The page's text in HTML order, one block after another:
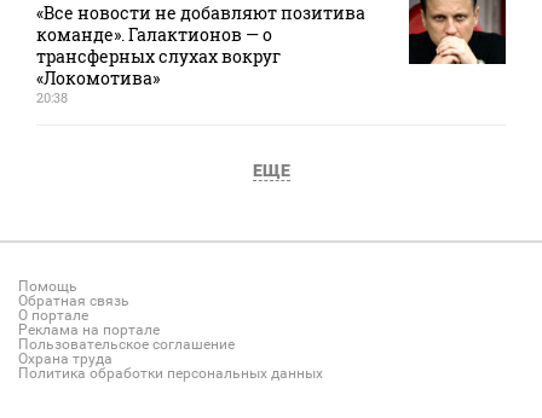
«Все новости не добавляют позитива
команде». Галактионов — о
трансферных слухах вокруг
«Локомотива»
20:38
ЕЩЕ
Помощь
Обратная связь
О портале
Реклама на портале
Пользовательское соглашение
Охрана труда
Политика обработки персональных данных